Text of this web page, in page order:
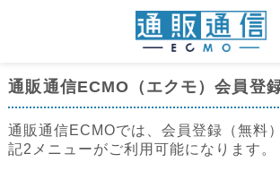
通販通信ECMO（エクモ）会員登
通販通信ECMOでは、会員登録（無料
記2メニューがご利用可能になります。